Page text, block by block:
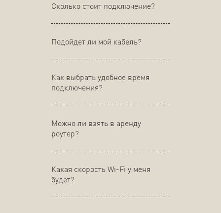
Сколько стоит подключение?
Подойдет ли мой кабель?
Как выбрать удобное время
подключения?
Можно ли взять в аренду
роутер?
Какая скорость Wi-Fi у меня
будет?